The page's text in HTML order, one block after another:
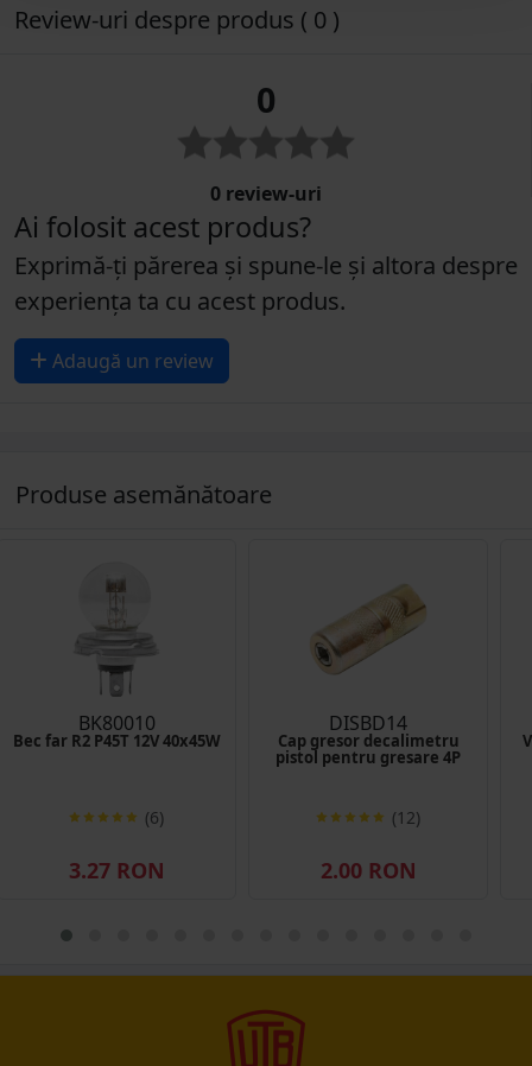
Review-uri despre produs ( 0 )
0
0 review-uri
Ai folosit acest produs?
Exprimă-ți părerea și spune-le și altora despre
experiența ta cu acest produs.
Adaugă un review
Produse asemănătoare
BK80010
Bec far R2 P45T 12V 40x45W
(6)
3.27 RON
DISBD14
Cap gresor decalimetru
pistol pentru gresare 4P
(12)
2.00 RON